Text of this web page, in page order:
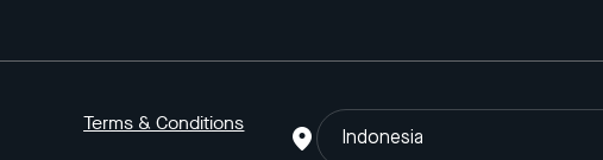
Terms & Conditions
Indonesia